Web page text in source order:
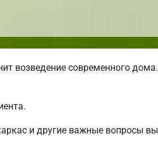
возведение современного дома.
и другие важные вопросы вы